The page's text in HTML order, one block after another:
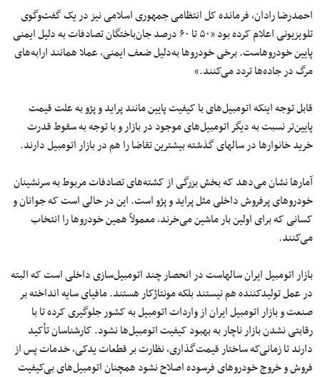
احمدرضا رادان، فرمانده کل انتظامی جمهوری اسلامی نیز در یک گفت‌وگوی
تلویزیونی اعلام کرده بود «۵۰ تا ۶۰ درصد جان‌باختگان تصادفات به دلیل ایمنی
پایین خودروهاست. برخی خودروها به‌دلیل ضعف ایمنی، عملا همانند ارابه‌های
مرگ در جاده‌ها تردد می‌کنند.»
قابل توجه اینکه اتومبیل‌های با کیفیت پایین مانند پراید و پژو به علت قیمت
پایین‌تر نسبت به دیگر اتومبیل‌های موجود در بازار و با توجه به سقوط قدرت
خرید خانوارها در سالهای گذشته بیشترین تقاضا را هم در بازار اتومبیل دارند.
آمارها نشان می‌دهد که بخش بزرگی از کشته‌های تصادفات مربوط به سرنشینان
خودروهای پرفروش داخلی مثل پراید و پژو است. این در حالی است که جوانان و
کسانی که برای اولین بار ماشین می‌خرند، معمولاً همین خودروها را انتخاب
می‌کنند.
بازار اتومبیل ایران سالهاست در انحصار چند اتومبیل‌سازی داخلی است که البته
در عمل تولیدکننده هم نیستند بلکه مونتاژکار هستند. مافیای سایه انداخته بر
صنعت و بازار اتومبیل ایران از واردات اتومبیل به کشور جلوگیری کرده تا با
رقابتی نشدن بازار ناچار به بهبود کیفیت اتومبیل‌ها نشود. کارشناسان تأکید
دارند تا زمانی‌که ساختار قیمت‌گذاری، نظارت بر قطعات یدکی، خدمات پس از
فروش و خروج خودروهای فرسوده اصلاح نشود همچنان اتومبیل‌های بی‌کیفیت